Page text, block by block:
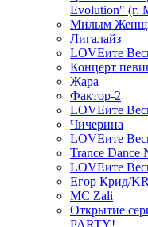
Evolution" (г.
Милым
Лигалайз
LOVEите
Концерт
Жара
Фактор-2
LOVEите
Чичерина
LOVEите
Trance Dance
LOVEите
Егор Крид/
MC Zali
Открытие
PARTY!